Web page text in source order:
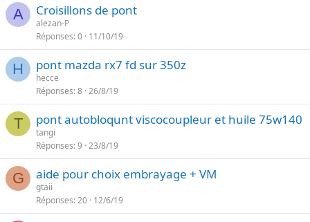
A Croisillons de pont
alezan-P
Réponses 0 11/10/19
H pont mazda rx7 fd sur 350z
hecce
Réponses 8 26/8/19
T pont autobloqunt viscocoupleur et huile 75w140
tangi
Réponses 9 23/8/19
G aide pour choix embrayage + VM
gtaii
Réponses 20 12/6/19